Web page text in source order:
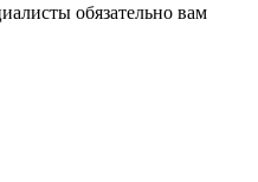
обязательно вам